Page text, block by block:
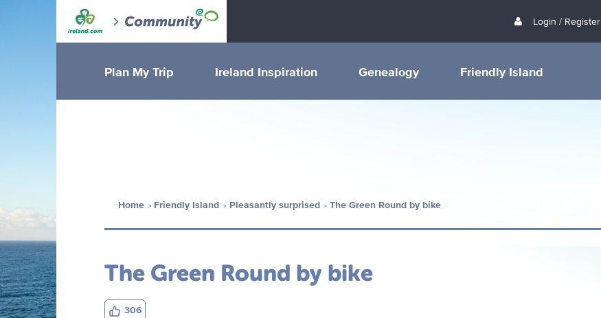
Login / Register
Plan My Trip Ireland Inspiration Genealogy Friendly Island
Home Friendly Island Pleasantly surprised The Green Round by bike
The Green Round by bike
306